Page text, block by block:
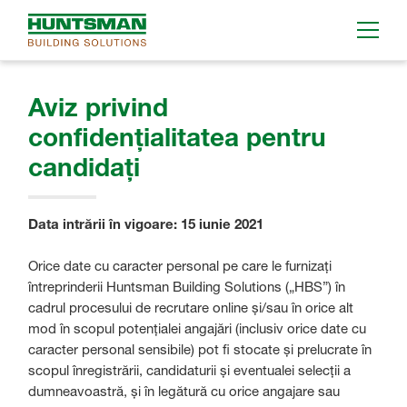
Aviz privind
confidențialitatea pentru
candidați
Data intrării în vigoare: 15 iunie 2021
Orice date cu caracter personal pe care le furnizați
întreprinderii Huntsman Building Solutions („HBS”) în
cadrul procesului de recrutare online și/sau în orice alt
mod în scopul potențialei angajări (inclusiv orice date cu
caracter personal sensibile) pot fi stocate și prelucrate în
scopul înregistrării, candidaturii și eventualei selecții a
dumneavoastră, și în legătură cu orice angajare sau